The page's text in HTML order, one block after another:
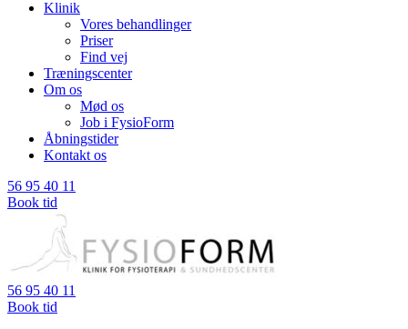
Klinik
Vores behandlinger
Priser
Find vej
Træningscenter
Om os
Mød os
Job i FysioForm
Åbningstider
Kontakt os
56 95 40 11
Book tid
56 95 40 11
Book tid